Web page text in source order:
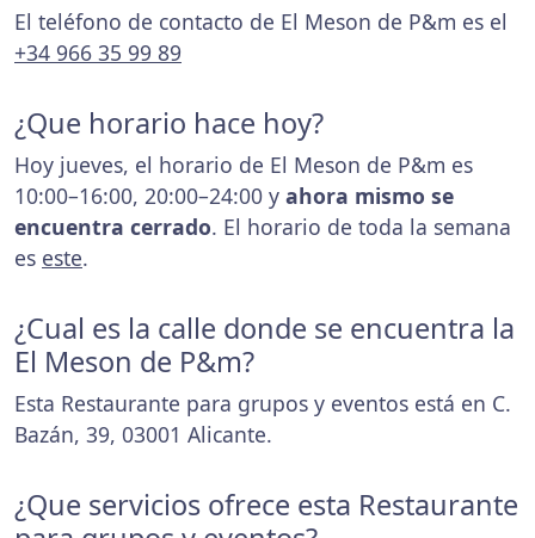
El teléfono de contacto de El Meson de P&m es el
+34 966 35 99 89
¿Que horario hace hoy?
Hoy jueves, el horario de El Meson de P&m es
10:00–16:00, 20:00–24:00 y ahora mismo se
encuentra cerrado. El horario de toda la semana
es este.
¿Cual es la calle donde se encuentra la
El Meson de P&m?
Esta Restaurante para grupos y eventos está en C.
Bazán, 39, 03001 Alicante.
¿Que servicios ofrece esta Restaurante